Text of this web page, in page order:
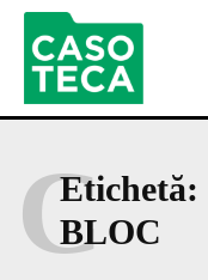
Etichetă:
BLOC
C